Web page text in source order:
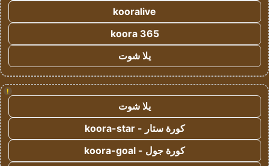
kooralive
koora 365
يلا شوت
!
يلا شوت
كورة ستار - koora-star
كورة جول - koora-goal